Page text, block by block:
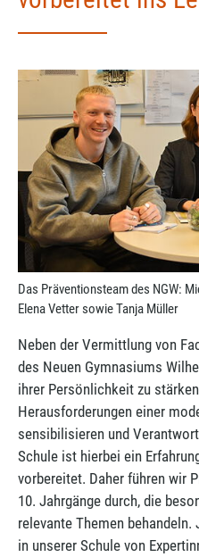
Das Präventionsteam des NGW:
Elena Vetter sowie Tanja Müller
Neben der Vermittlung von
des Neuen Gymnasiums
ihrer Persönlichkeit zu
Herausforderungen einer
sensibilisieren und
Schule ist hierbei ein
vorbereitet. Daher führen wir
10. Jahrgänge durch, die
relevante Themen
in unserer Schule von